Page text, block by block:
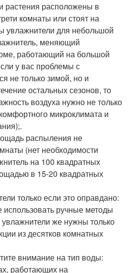
растения расположены в
комнаты или стоят на
увлажнители для небольшой
меняющий
работающий на большой
у вас проблемы с
не только зимой, но и
остальных сезонов, то
воздуха нужно не только
микроклимата и
распыления не
(нет необходимости
на 100 квадратных
в 15-20 квадратных
только если это оправдано:
ручные методы
же нужны только
из десятков комнатных
внимание на тип воды:
работающих на